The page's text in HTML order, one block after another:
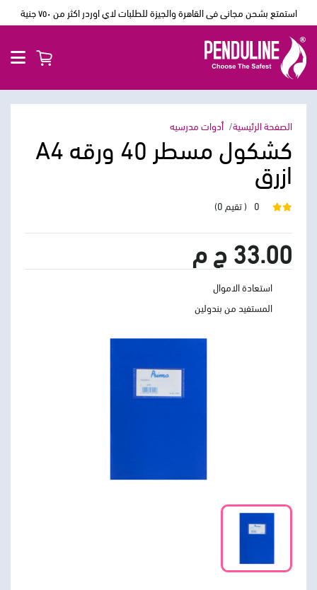
استمتع بشحن مجانى فى القاهرة والجيزة للطلبات لاي اوردر اكثر من ٧٥٠ جنية
الصفحة الرئيسية أدوات مدرسيه كشكول مسطر 40 ورقه A4
ازرق
0 ( تقيم 0)
33.00 ج م
استعادة الاموال
المستفيد من بندولين